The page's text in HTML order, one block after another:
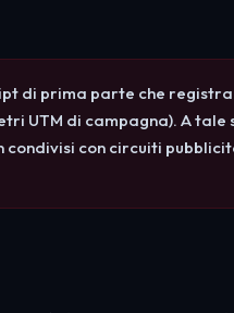
di prima parte che
UTM di campagna). A tale
condivisi con circuiti